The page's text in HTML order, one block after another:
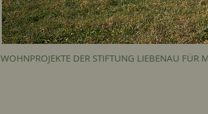
WOHNPROJEKTE DER STIFTUNG LIEBENAU FÜR